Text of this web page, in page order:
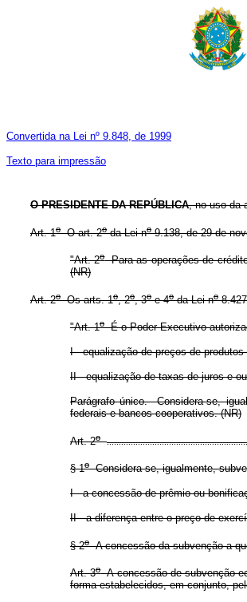
Convertida na Lei nº 9.848, de 1999
Texto para impressão
O PRESIDENTE DA REPÚBLICA, no uso da
Art. 1oO art. 2oda Lei no9.138, de 29 de
"Art. 2oPara as operações de
(NR)
Art. 2oOs arts. 1o, 2o, 3oe 4oda Lei no
"Art. 1oÉ o Poder Executivo
I - equalização de preços de
II - equalização de taxas de juros e
Parágrafo único. Considera-se,
federais e bancos cooperativos. (NR)
Art. 2o
§ 1oConsidera-se, igualmente,
I - a concessão de prêmio ou
II - a diferença entre o preço de
§ 2oA concessão da subvenção a
Art. 3oA concessão de subvenção
forma estabelecidos, em conjunto,